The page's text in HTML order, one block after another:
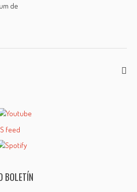
de
BOLETÍN